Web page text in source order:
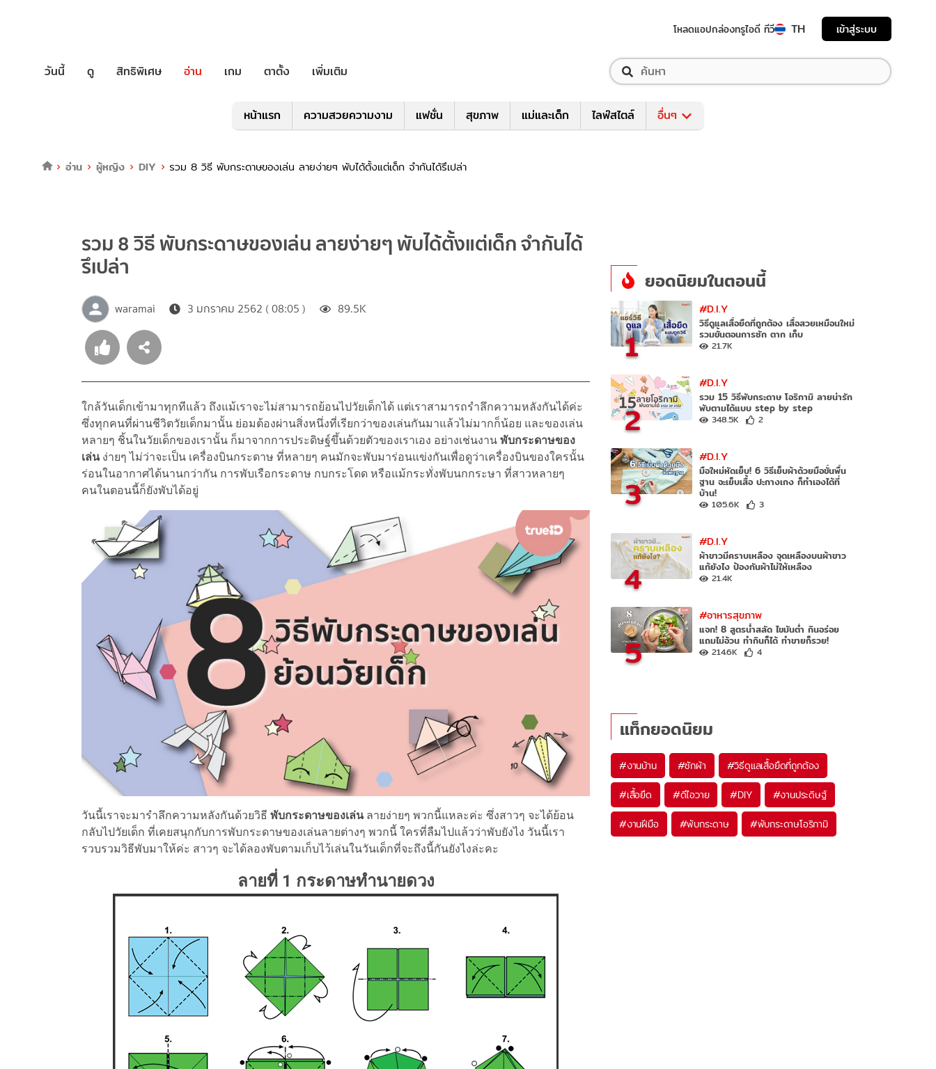
โหลดแอปกล่องทรูไอดี ทีวี TH เข้าสู่ระบบ
วันนี้ ดู สิทธิพิเศษ อ่าน เกม ตาตั้ง เพิ่มเติม
หน้าแรก ความสวยความงาม แฟชั่น สุขภาพ แม่และเด็ก ไลฟ์สไตล์ อื่นๆ
อ่าน ผู้หญิง DIY รวม 8 วิธี พับกระดาษของเล่น ลายง่ายๆ พับได้ตั้งแต่เด็ก จำกันได้รึเปล่า
รวม 8 วิธี พับกระดาษของเล่น ลายง่ายๆ พับได้ตั้งแต่เด็ก จำกันได้
รึเปล่า
waramai 3 มกราคม 2562 ( 08:05 ) 89.5K
ใกล้วันเด็กเข้ามาทุกทีแล้ว ถึงแม้เราจะไม่สามารถย้อนไปวัยเด็กได้ แต่เราสามารถรำลึกความหลังกันได้ค่ะ
ซึ่งทุกคนที่ผ่านชีวิตวัยเด็กมานั้น ย่อมต้องผ่านสิ่งหนึ่งที่เรียกว่าของเล่นกันมาแล้วไม่มากก็น้อย และของเล่น
หลายๆ ชิ้นในวัยเด็กของเรานั้น ก็มาจากการประดิษฐ์ขึ้นด้วยตัวของเราเอง อย่างเช่นงาน พับกระดาษของ
เล่น ง่ายๆ ไม่ว่าจะเป็น เครื่องบินกระดาษ ที่หลายๆ คนมักจะพับมาร่อนแข่งกันเพื่อดูว่าเครื่องบินของใครนั้น
ร่อนในอากาศได้นานกว่ากัน การพับเรือกระดาษ กบกระโดด หรือแม้กระทั่งพับนกกระษา ที่สาวหลายๆ
คนในตอนนี้ก็ยังพับได้อยู่
วันนี้เราจะมารำลึกความหลังกันด้วยวิธี พับกระดาษของเล่น ลายง่ายๆ พวกนี้แหละค่ะ ซึ่งสาวๆ จะได้ย้อน
กลับไปวัยเด็ก ที่เคยสนุกกับการพับกระดาษของเล่นลายต่างๆ พวกนี้ ใครที่ลืมไปแล้วว่าพับยังไง วันนี้เรา
รวบรวมวิธีพับมาให้ค่ะ สาวๆ จะได้ลองพับตามเก็บไว้เล่นในวันเด็กที่จะถึงนี้กันยังไงล่ะคะ
ลายที่ 1 กระดาษทำนายดวง
ยอดนิยมในตอนนี้
1
#D.I.Y
วิธีดูแลเสื้อยืดที่ถูกต้อง เสื้อสวยเหมือนใหม่
รวมขั้นตอนการซัก ตาก เก็บ
21.7K
2
#D.I.Y
รวม 15 วิธีพับกระดาษ โอริกามิ ลายน่ารัก
พับตามได้แบบ step by step
348.5K 2
3
#D.I.Y
มือใหม่หัดเย็บ! 6 วิธีเย็บผ้าด้วยมือขั้นพื้น
ฐาน จะเย็บเสื้อ ปะกางเกง ก็ทำเองได้ที่
บ้าน!
105.6K 3
4
#D.I.Y
ผ้าขาวมีคราบเหลือง จุดเหลืองบนผ้าขาว
แก้ยังไง ป้องกันผ้าไม่ให้เหลือง
21.4K
5
#อาหารสุขภาพ
แจก! 8 สูตรน้ำสลัด ไขมันต่ำ กินอร่อย
แถมไม่อ้วน ทำกินก็ได้ ทำขายก็รวย!
214.6K 4
แท็กยอดนิยม
#งานบ้าน #ซักผ้า #วิธีดูแลเสื้อยืดที่ถูกต้อง
#เสื้อยืด #ดีไอวาย #DIY #งานประดิษฐ์
#งานฝีมือ #พับกระดาษ #พับกระดาษโอริกามิ